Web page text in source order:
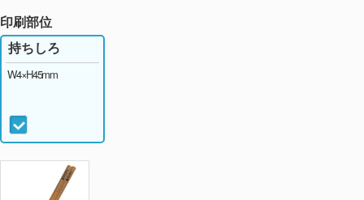
印刷部位
持ちしろ
W4×H45mm